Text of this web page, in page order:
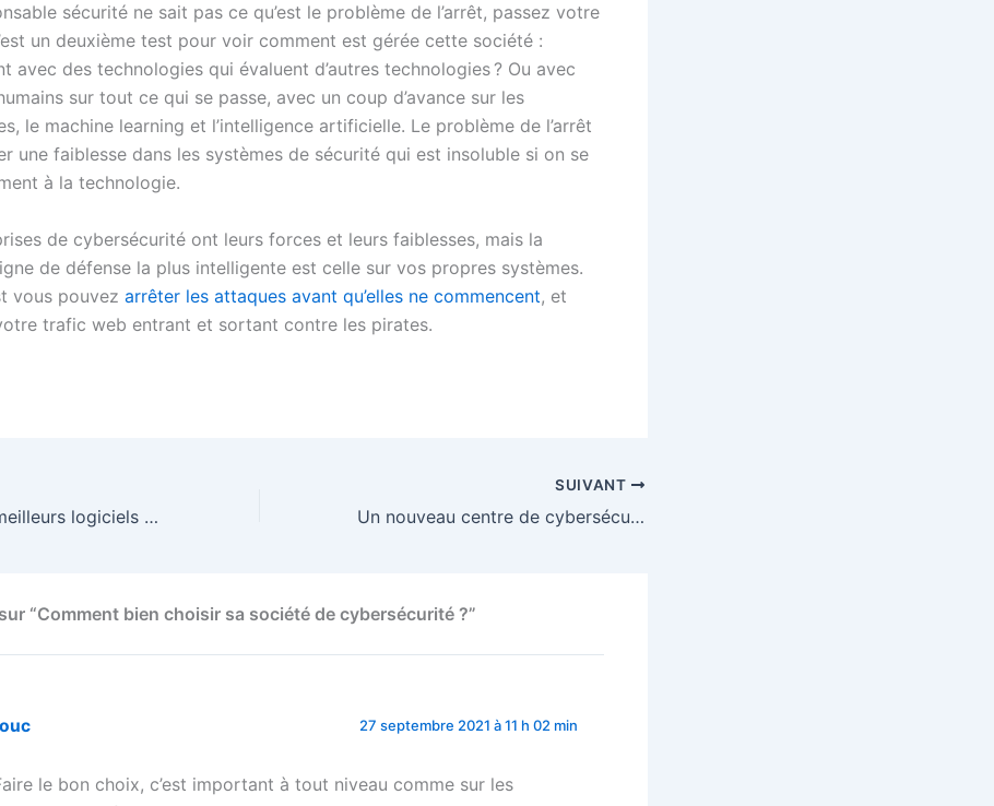
sécurité ne sait pas ce qu’est le problème de l’arrêt, passez votre
un deuxième test pour voir comment est gérée cette société :
avec des technologies qui évaluent d’autres technologies ? Ou avec
sur tout ce qui se passe, avec un coup d’avance sur les
le machine learning et l’intelligence artificielle. Le problème de l’arrêt
une faiblesse dans les systèmes de sécurité qui est insoluble si on se
à la technologie.
de cybersécurité ont leurs forces et leurs faiblesses, mais la
de défense la plus intelligente est celle sur vos propres systèmes.
vous pouvez arrêter les attaques avant qu’elles ne commencent, et
trafic web entrant et sortant contre les pirates.
Test des trois meilleurs logiciels espion téléphone portable.
SUIVANT
Un nouveau centre de cybersécurité et transparence a ouvert ses portes à Bruxelles
“Comment bien choisir sa société de cybersécurité ?”
27 septembre 2021 à 11 h 02 min
le bon choix, c’est important à tout niveau comme sur les